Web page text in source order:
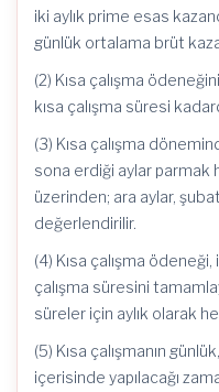
iki aylık prime esas
günlük ortalama brüt
(2) Kısa çalışma
kısa çalışma süresi
(3) Kısa çalışma
sona erdiği aylar parmak
üzerinden; ara aylar,
değerlendirilir.
(4) Kısa çalışma
çalışma süresini
süreler için aylık olarak
(5) Kısa çalışmanın
içerisinde yapılacağı